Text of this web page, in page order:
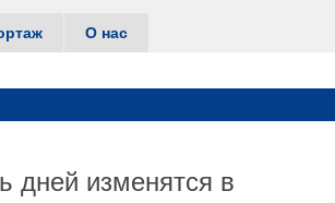
О нас
дней изменятся в